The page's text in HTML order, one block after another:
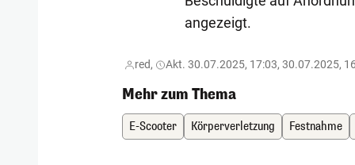
angezeigt.
red, Akt. 30.07.2025, 17:03, 30.07.2025,
Mehr zum Thema
E-Scooter Körperverletzung Festnahme